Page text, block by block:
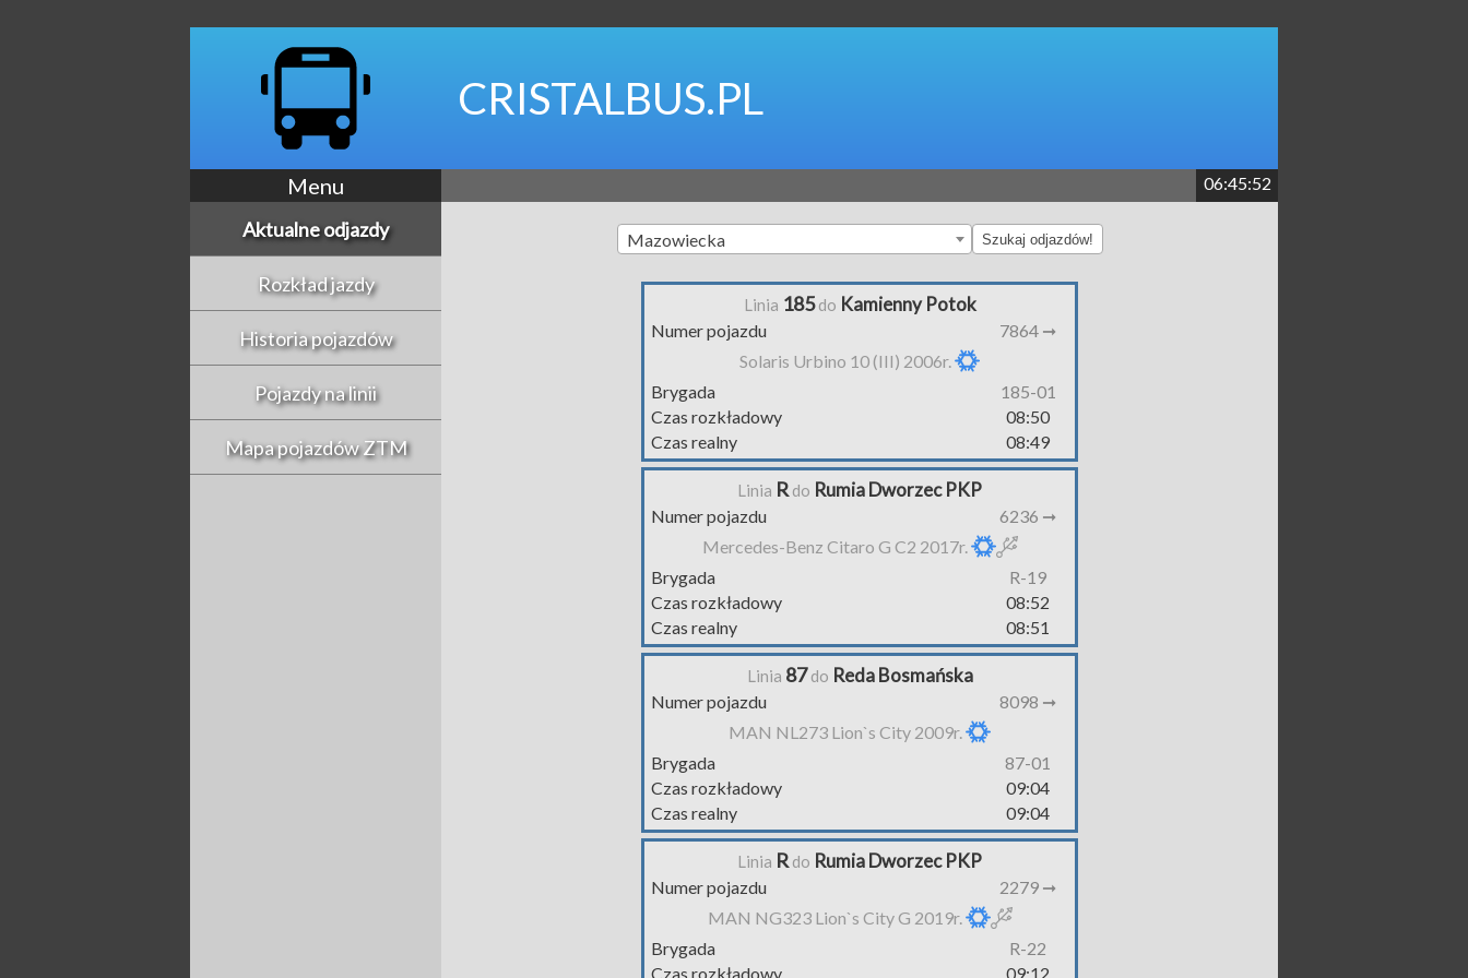
CRISTALBUS.PL
Menu 06:45:52
Aktualne odjazdy
Rozkład jazdy
Historia pojazdów
Pojazdy na linii
Mapa pojazdów ZTM
Mazowiecka Szukaj odjazdów!
Linia 185do Kamienny Potok
Numer pojazdu
7864 ➞
Solaris Urbino 10 (III) 2006r.
Brygada
185-01
Czas rozkładowy
08:50
Czas realny
08:49
Linia R do Rumia Dworzec PKP
Numer pojazdu
6236 ➞
Mercedes-Benz Citaro G C2 2017r.
Brygada
R-19
Czas rozkładowy
08:52
Czas realny
08:51
Linia 87do Reda Bosmańska
Numer pojazdu
8098 ➞
MAN NL273 Lion`s City 2009r.
Brygada
87-01
Czas rozkładowy
09:04
Czas realny
09:04
Linia R do Rumia Dworzec PKP
Numer pojazdu
2279 ➞
MAN NG323 Lion`s City G 2019r.
Brygada
R-22
Czas rozkładowy
09:12